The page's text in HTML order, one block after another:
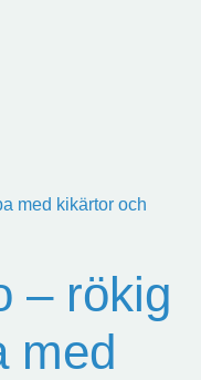
– rökig
med